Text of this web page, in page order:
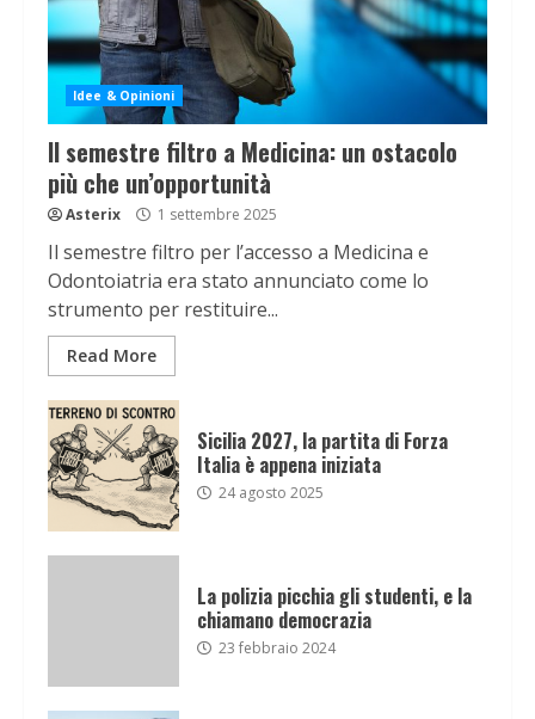
Idee & Opinioni
Il semestre filtro a Medicina: un ostacolo
più che un’opportunità
Asterix 1 settembre 2025
Il semestre filtro per l’accesso a Medicina e
Odontoiatria era stato annunciato come lo
strumento per restituire...
Read More
Sicilia 2027, la partita di Forza
Italia è appena iniziata
24 agosto 2025
La polizia picchia gli studenti, e la
chiamano democrazia
23 febbraio 2024